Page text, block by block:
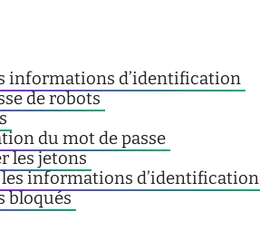
informations d’identification
de robots
du mot de passe
les jetons
informations d’identification
bloqués